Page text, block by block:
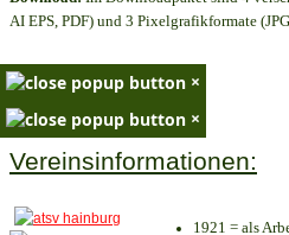
AI EPS, PDF) und 3 Pixelgrafikformate
×
×
Vereinsinformationen:
1921 = als